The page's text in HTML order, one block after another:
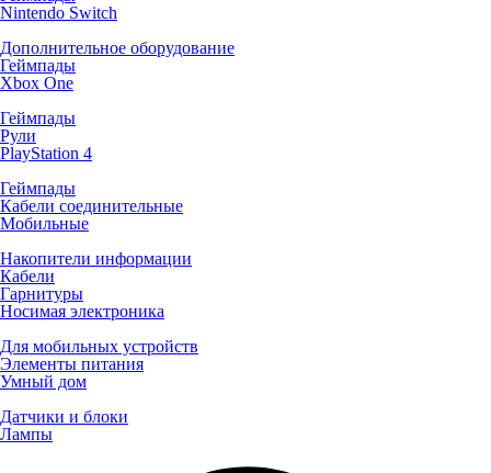
Nintendo Switch
Дополнительное оборудование
Геймпады
Xbox One
Геймпады
Рули
PlayStation 4
Геймпады
Кабели соединительные
Мобильные
Накопители информации
Кабели
Гарнитуры
Носимая электроника
Для мобильных устройств
Элементы питания
Умный дом
Датчики и блоки
Лампы